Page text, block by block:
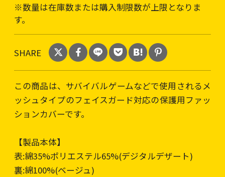
※数量は在庫数または購入制限数が上限となりま
す。
SHARE
この商品は、サバイバルゲームなどで使用されるメ
ッシュタイプのフェイスガード対応の保護用ファッ
ションカバーです。
【製品本体】
表:綿35%ポリエステル65%(デジタルデザート)
裏:綿100%(ベージュ)